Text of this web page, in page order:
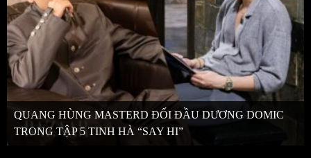
QUANG HÙNG MASTERD ĐỐI ĐẦU DƯƠNG DOMIC
TRONG TẬP 5 TINH HÀ “SAY HI”